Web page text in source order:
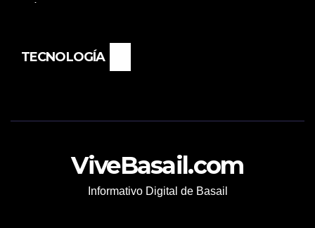
TECNOLOGÍA
ViveBasail.com
Informativo Digital de Basail